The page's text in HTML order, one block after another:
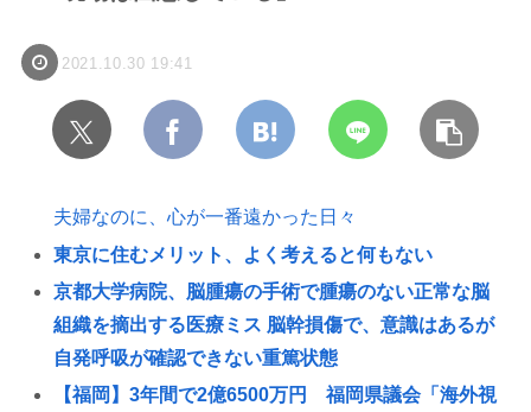
2021.10.30 19:41
夫婦なのに、心が一番遠かった日々
東京に住むメリット、よく考えると何もない
京都大学病院、脳腫瘍の手術で腫瘍のない正常な脳
組織を摘出する医療ミス 脳幹損傷で、意識はあるが
自発呼吸が確認できない重篤状態
【福岡】3年間で2億6500万円 福岡県議会「海外視